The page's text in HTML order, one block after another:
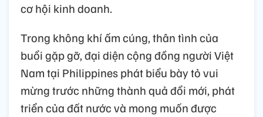
cơ hội kinh doanh.
Trong không khí ấm cúng, thân tình của
buổi gặp gỡ, đại diện cộng đồng người Việt
Nam tại Philippines phát biểu bày tỏ vui
mừng trước những thành quả đổi mới, phát
triển của đất nước và mong muốn được